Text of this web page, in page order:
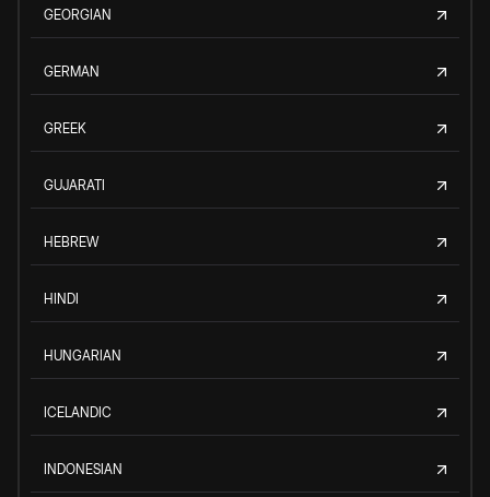
GEORGIAN
GERMAN
GREEK
GUJARATI
HEBREW
HINDI
HUNGARIAN
ICELANDIC
INDONESIAN